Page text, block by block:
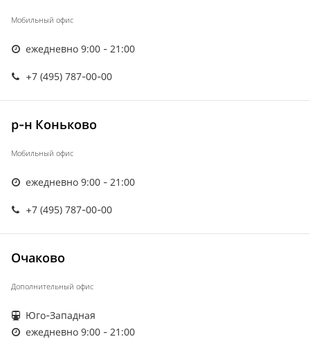
Мобильный офис
ежедневно 9:00 - 21:00
+7 (495) 787-00-00
р-н Коньково
Мобильный офис
ежедневно 9:00 - 21:00
+7 (495) 787-00-00
Очаково
Дополнительный офис
Юго-Западная
ежедневно 9:00 - 21:00